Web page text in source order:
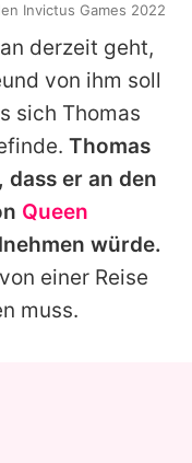
derzeit geht,
von ihm soll
sich Thomas
Thomas
er an den
Queen
würde.
einer Reise
muss.
Invictus Games 2022